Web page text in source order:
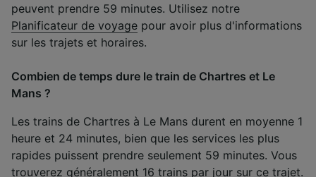
peuvent prendre 59 minutes. Utilisez notre
Planificateur de voyage pour avoir plus d'informations
sur les trajets et horaires.
Combien de temps dure le train de Chartres et Le
Mans ?
Les trains de Chartres à Le Mans durent en moyenne 1
heure et 24 minutes, bien que les services les plus
rapides puissent prendre seulement 59 minutes. Vous
trouverez généralement 16 trains par jour sur ce trajet.